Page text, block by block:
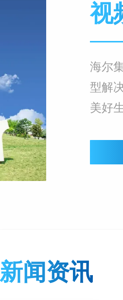
视
海尔
型解
美好
新闻资讯